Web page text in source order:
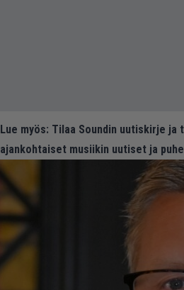
Lue myös: Tilaa Soundin uutiskirje ja
ajankohtaiset musiikin uutiset ja